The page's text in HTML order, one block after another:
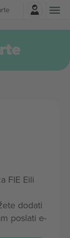
FIE Eili
dodati
poslati e-